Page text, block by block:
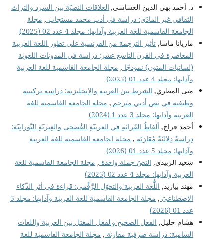
د. أحمد بهي الدين العساسي, العلاقات النصيّة بين السرد والتراث
الثقافي غير المادّي: دراسة في أدب محمد مستجاب , مجلة
الجامعة القاسمية للغة العربية وآدابها: مجلد 4 عدد 02 (2025)
ماريانا ماسا, تأثير الترجمة من الفرنسية على تطور اللغة العربية
المعاصرة في القرن التاسع عشر: دراسة في المدونات اللغوية
(لسانيات المتون) نموذجًا , مجلة الجامعة القاسمية للغة العربية
وآدابها: مجلد 4 عدد 01 (2025)
منى المطري, الشرط بين العربية والإنجليزية: دراسة تركيبية
وظيفية في نص أدبي مترجم , مجلة الجامعة القاسمية للغة
العربية وآدابها: مجلد 3 عدد 1 (2024)
أحمد فراج, ألفاظُ القَرابَةِ في العربيّةِ الفُصحى والعِبريّةِ التَّوراتِيّة:
دِراسةٌ دِلاليّةٌ مُقارَنَة , مجلة الجامعة القاسمية للغة العربية
وآدابها: مجلد 5 عدد 01 (2026)
سعيد الزبيدي, النصّ جملة واحدة , مجلة الجامعة القاسمية للغة
العربية وآدابها: مجلد 4 عدد 02 (2025)
مهند بيازيد, اللُّغة العربية والتحوّل الرَّقْمي: قراءة في أثر الذّكاء
الاصطناعيّ ,
مجلة الجامعة القاسمية للغة العربية وآدابها: مجلد 5
عدد 01 (2026)
هشام خليل, الفعل الصحيح والفعل المعتل بين العربية واللغات
السامية: دراسة صرفية مقارنة , مجلة الجامعة القاسمية للغة